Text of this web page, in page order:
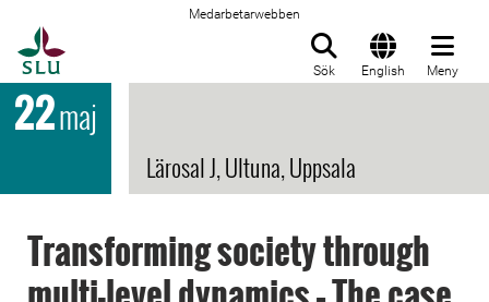
Medarbetarwebben
Sök English Meny
22maj
Lärosal J, Ultuna, Uppsala
Transforming society through